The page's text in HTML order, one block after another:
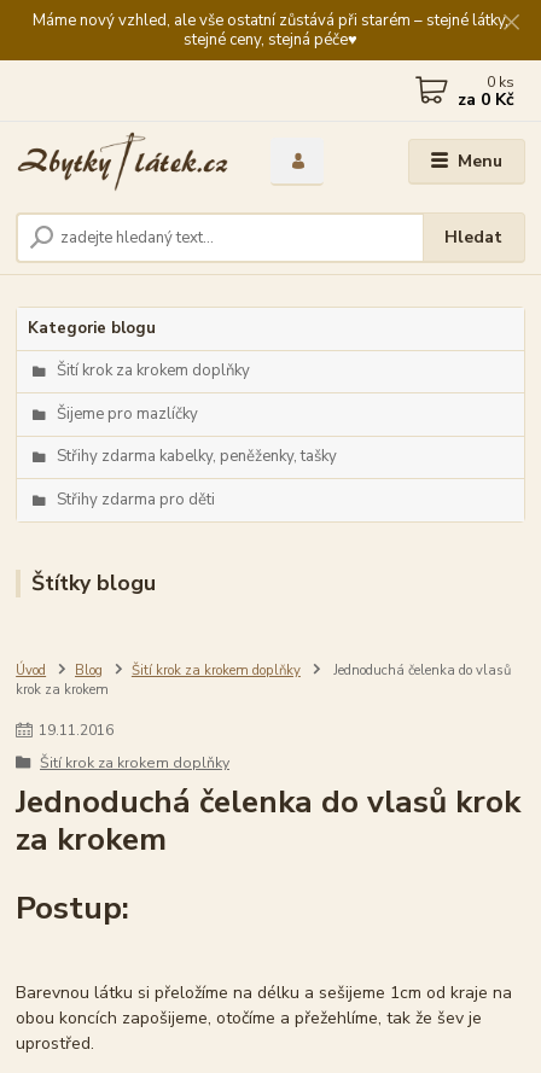
Máme nový vzhled, ale vše ostatní zůstává při starém – stejné látky,
stejné ceny, stejná péče♥️
Menu
Hledat
0 ks
za 0 Kč
Kategorie blogu
Šití krok za krokem doplňky
Šijeme pro mazlíčky
Střihy zdarma kabelky, peněženky, tašky
Střihy zdarma pro děti
Štítky blogu
Úvod Blog Šití krok za krokem doplňky
Jednoduchá čelenka do vlasů
krok za krokem
19.11.2016
Šití krok za krokem doplňky
Jednoduchá čelenka do vlasů krok
za krokem
Postup:
Barevnou látku si přeložíme na délku a sešijeme 1cm od kraje na
obou koncích zapošijeme, otočíme a přežehlíme, tak že šev je
uprostřed.